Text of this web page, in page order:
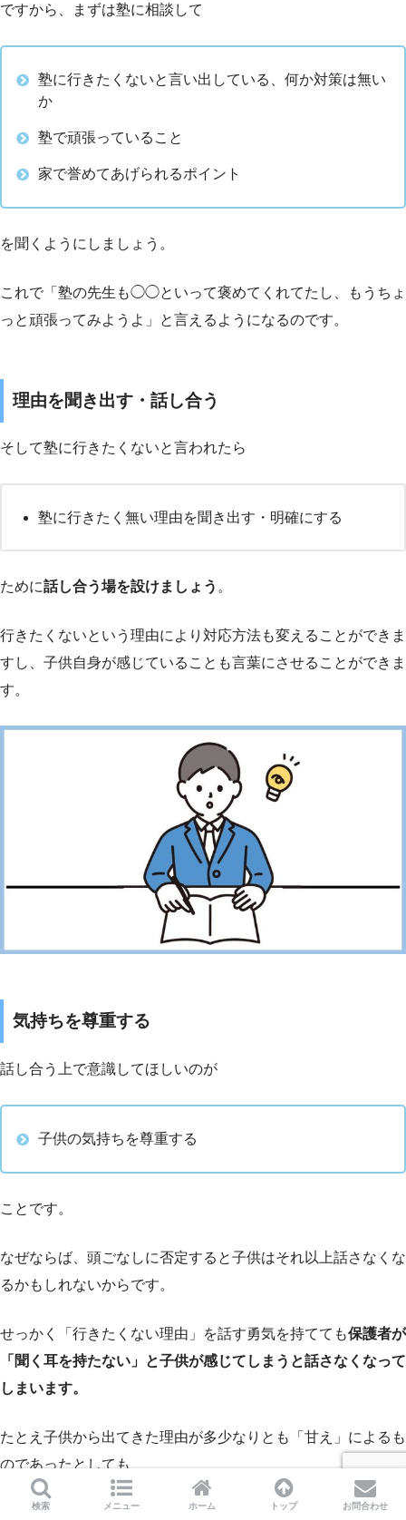
ですから、まずは塾に相談して
塾に行きたくないと言い出している、何か対策は無い
か
塾で頑張っていること
家で誉めてあげられるポイント
を聞くようにしましょう。
これで「塾の先生も◯◯といって褒めてくれてたし、もうちょ
っと頑張ってみようよ」と言えるようになるのです。
理由を聞き出す・話し合う
そして塾に行きたくないと言われたら
塾に行きたく無い理由を聞き出す・明確にする
ために話し合う場を設けましょう 。
行きたくないという理由により対応方法も変えることができま
すし、子供自身が感じていることも言葉にさせることができま
す。
気持ちを尊重する
話し合う上で意識してほしいのが
子供の気持ちを尊重する
ことです。
なぜならば、頭ごなしに否定すると子供はそれ以上話さなくな
るかもしれないからです。
せっかく「行きたくない理由」を話す勇気を持てても保護者が
「聞く耳を持たない」と子供が感じてしまうと話さなくなって
しまいます。
たとえ子供から出てきた理由が多少なりとも「甘え」によるも
のであったとしても
検索 メニュー ホーム トップ お問合わせ